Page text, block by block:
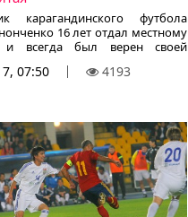
карагандинского футбола
16 лет отдал местному
и всегда был верен своей
ветерана проводили из
рассказал о некоторых
карьеры.
07:50 4193